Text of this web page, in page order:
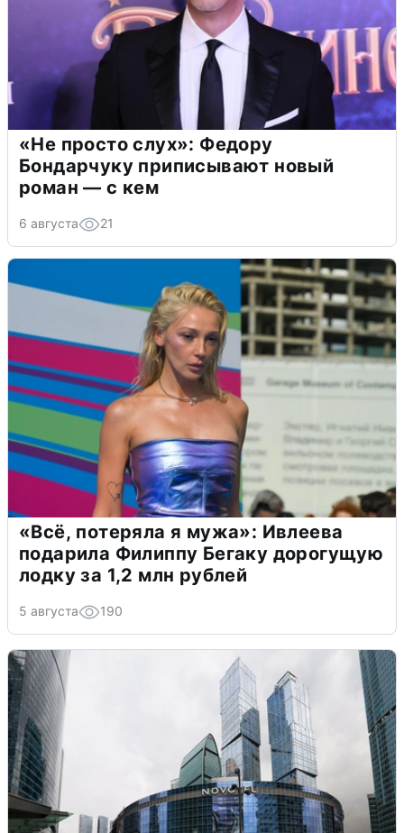
«Не просто слух»: Федору
Бондарчуку приписывают новый
роман — с кем
6 августа 21
«Всё, потеряла я мужа»: Ивлеева
подарила Филиппу Бегаку дорогущую
лодку за 1,2 млн рублей
5 августа 190